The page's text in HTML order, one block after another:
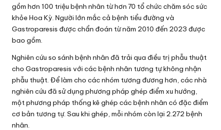
gồm hơn 100 triệu bệnh nhân từ hơn 70 tổ chức chăm sóc sức
khỏe Hoa Kỳ. Người lớn mắc cả bệnh tiểu đường và
Gastroparesis được chẩn đoán từ năm 2010 đến 2023 được
bao gồm.
Nghiên cứu so sánh bệnh nhân đã trải qua điều trị phẫu thuật
cho Gastroparesis với các bệnh nhân tương tự không nhận
phẫu thuật. Để làm cho các nhóm tương đương hơn, các nhà
nghiên cứu đã sử dụng phương pháp ghép điểm xu hướng,
một phương pháp thống kê ghép các bệnh nhân có đặc điểm
cơ bản tương tự. Sau khi ghép, mỗi nhóm còn lại 2.272 bệnh
nhân.